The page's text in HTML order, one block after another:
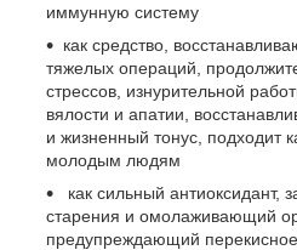
иммунную систему
как средство,
тяжелых операций,
стрессов, изнурительной
вялости и апатии,
и жизненный тонус, подходит
молодым людям
как сильный
старения и омолаживающий
предупреждающий